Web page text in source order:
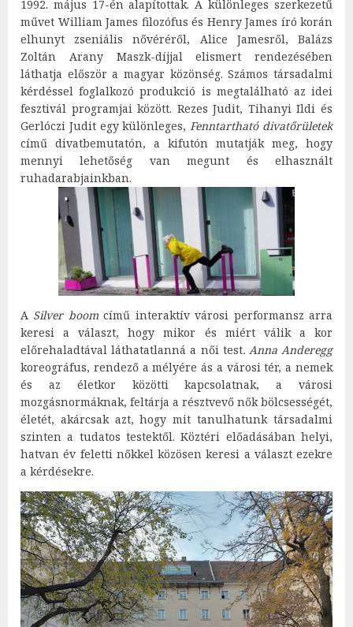
1992. május 17-én alapítottak. A különleges szerkezetű
művet William James filozófus és Henry James író korán
elhunyt zseniális nővéréről, Alice Jamesről, Balázs
Zoltán Arany Maszk-díjjal elismert rendezésében
láthatja először a magyar közönség. Számos társadalmi
kérdéssel foglalkozó produkció is megtalálható az idei
fesztivál programjai között. Rezes Judit, Tihanyi Ildi és
Gerlóczi Judit egy különleges, Fenntartható divatőrületek
című divatbemutatón, a kifutón mutatják meg, hogy
mennyi lehetőség van megunt és elhasznált
ruhadarabjainkban.
A Silver boomcímű interaktív városi performansz arra
keresi a választ, hogy mikor és miért válik a kor
előrehaladtával láthatatlanná a női test. Anna Anderegg
koreográfus, rendező a mélyére ás a városi tér, a nemek
és az életkor közötti kapcsolatnak, a városi
mozgásnormáknak, feltárja a résztvevő nők bölcsességét,
életét, akárcsak azt, hogy mit tanulhatunk társadalmi
szinten a tudatos testektől. Köztéri előadásában helyi,
hatvan év feletti nőkkel közösen keresi a választ ezekre
a kérdésekre.